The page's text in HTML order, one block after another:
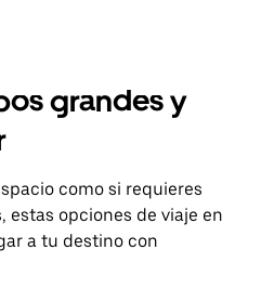
grandes y
como si requieres
estas opciones de viaje en
a tu destino con